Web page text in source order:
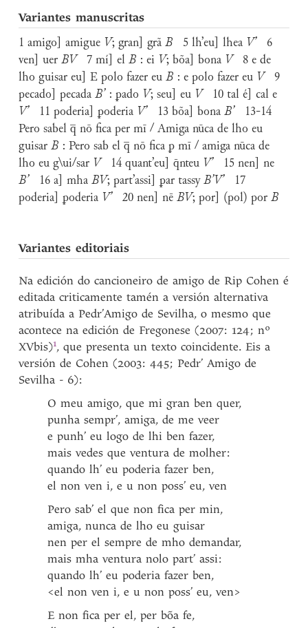
Variantes manuscritas
1 amigo] amigue V; gran] grãB 5 lh’eu] lhea V’ 6
ven] uerBV 7 mí] elB : ei V; bõa] bona V 8 e de
lho guisar eu] E polo fazer euB : e polo fazer eu V 9
pecado] pecadaB’ : ꝑado V; seu] eu V 10 tal é] cal e
V’ 11 poderia] ꝑoderia V’ 13 bõa] bonaB’ 13-14
Pero sabel q̅ nō fica per mī / Amiga nūca de lho eu
guisarB : Pero sab el q̅ nō fica ꝑ mī / amiga nūca de
lho eu g\ui/sar V 14 quant’eu] q̄nteu V’
15 nen] ne
B’ 16 a] mhaBV; part’assi] ꝑar tassyB’V’
17
poderia] ꝑoderia V’ 20 nen] nēBV; por] (pol) porB
Variantes editoriais
Na edición do cancioneiro de amigo de Rip Cohen é
editada criticamente tamén a versión alternativa
atribuída a Pedr’Amigo de Sevilha, o mesmo que
acontece na edición de Fregonese (2007: 124; nº
XVbis)1, que presenta un texto coincidente. Eis a
versión de Cohen (2003: 445; Pedr’ Amigo de
Sevilha - 6):
O meu amigo, que mi gran ben quer,
punha sempr’, amiga, de me veer
e punh’ eu logo de lhi ben fazer,
mais vedes que ventura de molher:
quando lh’ eu poderia fazer ben,
el non ven i, e u non poss’ eu, ven
Pero sab’ el que non fica per min,
amiga, nunca de lho eu guisar
nen per el sempre de mho demandar,
mais mha ventura nolo part’ assi:
quando lh’ eu poderia fazer ben,
<el non ven i, e u non poss’ eu, ven>
E non fica per el, per bõa fe,